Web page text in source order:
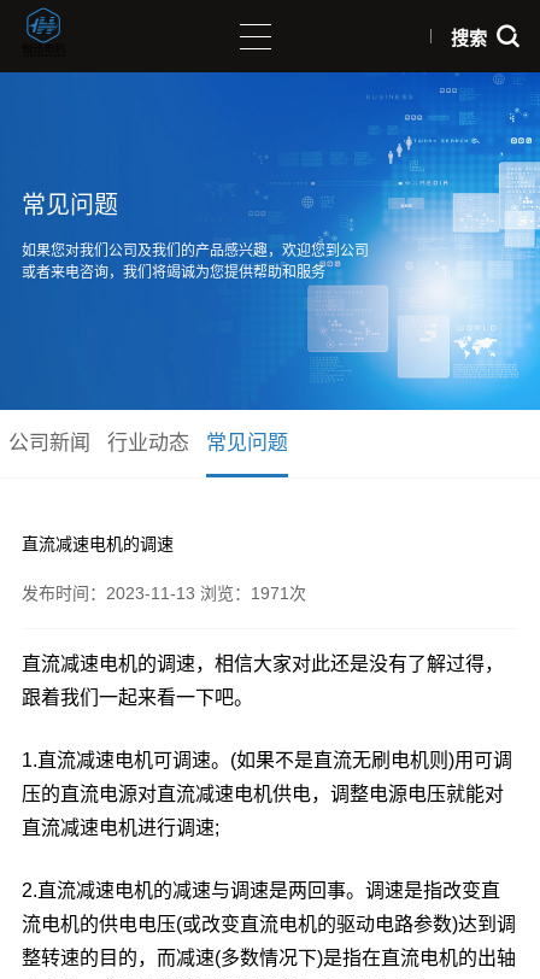
搜索
常见问题
如果您对我们公司及我们的产品感兴趣，欢迎您到公司
或者来电咨询，我们将竭诚为您提供帮助和服务
公司新闻 行业动态 常见问题
直流减速电机的调速
发布时间：2023-11-13 浏览：1971次
直流减速电机的调速，相信大家对此还是没有了解过得，
跟着我们一起来看一下吧。
1.直流减速电机可调速。(如果不是直流无刷电机则)用可调
压的直流电源对直流减速电机供电，调整电源电压就能对
直流减速电机进行调速;
2.直流减速电机的减速与调速是两回事。调速是指改变直
流电机的供电电压(或改变直流电机的驱动电路参数)达到调
整转速的目的，而减速(多数情况下)是指在直流电机的出轴